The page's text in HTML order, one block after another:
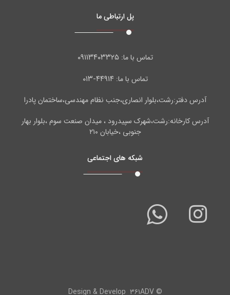
پل ارتباطی ما
تماس با ما:۰۹۱۱۳۴۰۳۳۲۵
تماس با ما: ۴۴۹۱۴-۰۱۳
آدرس دفتر:رشت،بلوار انصاری،جنب نظام مهندسی،ساختمان پادرا
آدرس کارخانه:رشت،شهرک سپیدرود ، میدان صنعت سوم ،بلوار بهار
جنوبی ،خیابان ۲۱۰
شبکه های اجتماعی
© Design & Develop۳۶۱ADV